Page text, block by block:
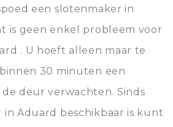
een slotenmaker in
is geen enkel probleem voor
. U hoeft alleen maar te
30 minuten een
deur verwachten. Sinds
in Aduard beschikbaar is kunt